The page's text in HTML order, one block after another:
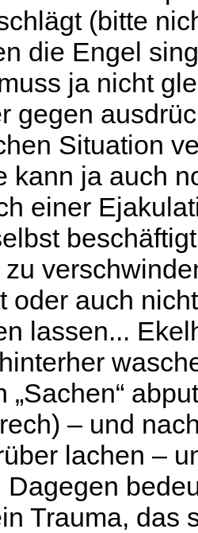
(bitte
die Engel
ja nicht
gegen
Situation
kann ja auch
einer
oder auch
lassen...
„Sachen“
– und
lachen –
Dagegen
Trauma, das